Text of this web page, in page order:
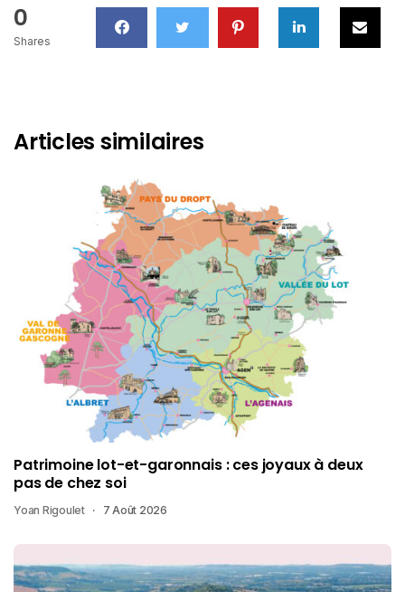
0
Shares
Articles similaires
Patrimoine lot-et-garonnais : ces joyaux à deux
pas de chez soi
Yoan Rigoulet 7 Août 2026